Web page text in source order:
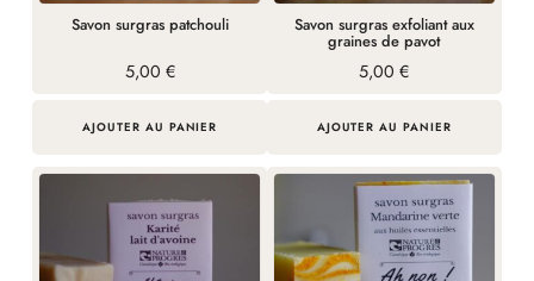
Savon surgras patchouli
5,00 €
AJOUTER AU PANIER
Savon surgras exfoliant aux
graines de pavot
5,00€
AJOUTER AU PANIER